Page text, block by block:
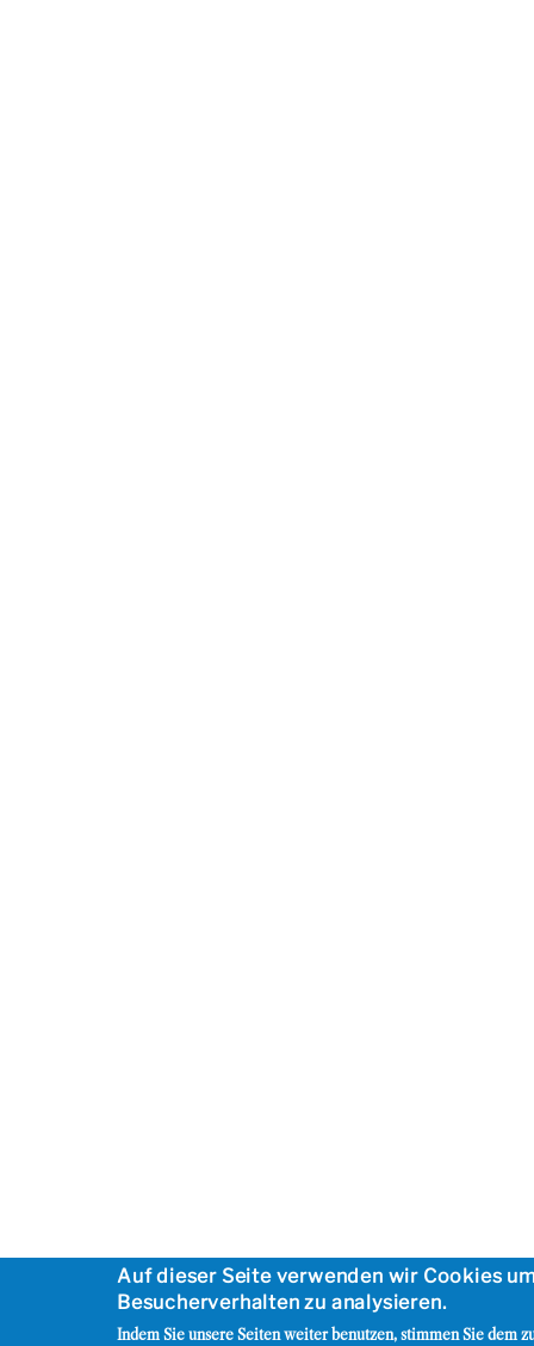
Auf dieser Seite verwenden wir Cookies
Besucherverhalten zu analysieren.
Indem Sie unsere Seiten weiter benutzen, stimmen Sie dem